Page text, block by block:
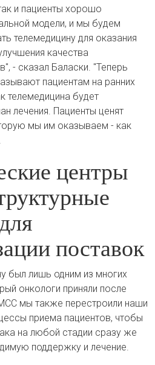
и пациенты хорошо
модели, и мы будем
телемедицину для оказания
качества
- сказал Баласки. "Теперь
пациентам на ранних
телемедицина будет
лечения. Пациенты ценят
мы им оказываем - как
центры
поставок
был лишь одним из многих
онкологи приняли после
мы также перестроили наши
приема пациентов, чтобы
на любой стадии сразу же
поддержку и лечение.